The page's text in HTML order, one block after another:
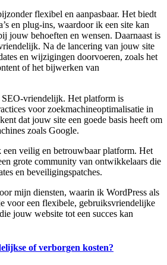
flexibel en aanpasbaar. Het biedt
en plug-ins, waardoor ik een site kan
jouw behoeften en wensen. Daarnaast is
Na de lancering van jouw site
en wijzigingen doorvoeren, zoals het
of het bijwerken van
SEO-vriendelijk. Het platform is
voor zoekmachineoptimalisatie in
dat jouw site een goede basis heeft om
zoals Google.
een veilig en betrouwbaar platform. Het
grote community van ontwikkelaars die
en beveiligingspatches.
mijn diensten, waarin ik WordPress als
voor een flexibele, gebruiksvriendelijke
jouw website tot een succes kan
of verborgen kosten?